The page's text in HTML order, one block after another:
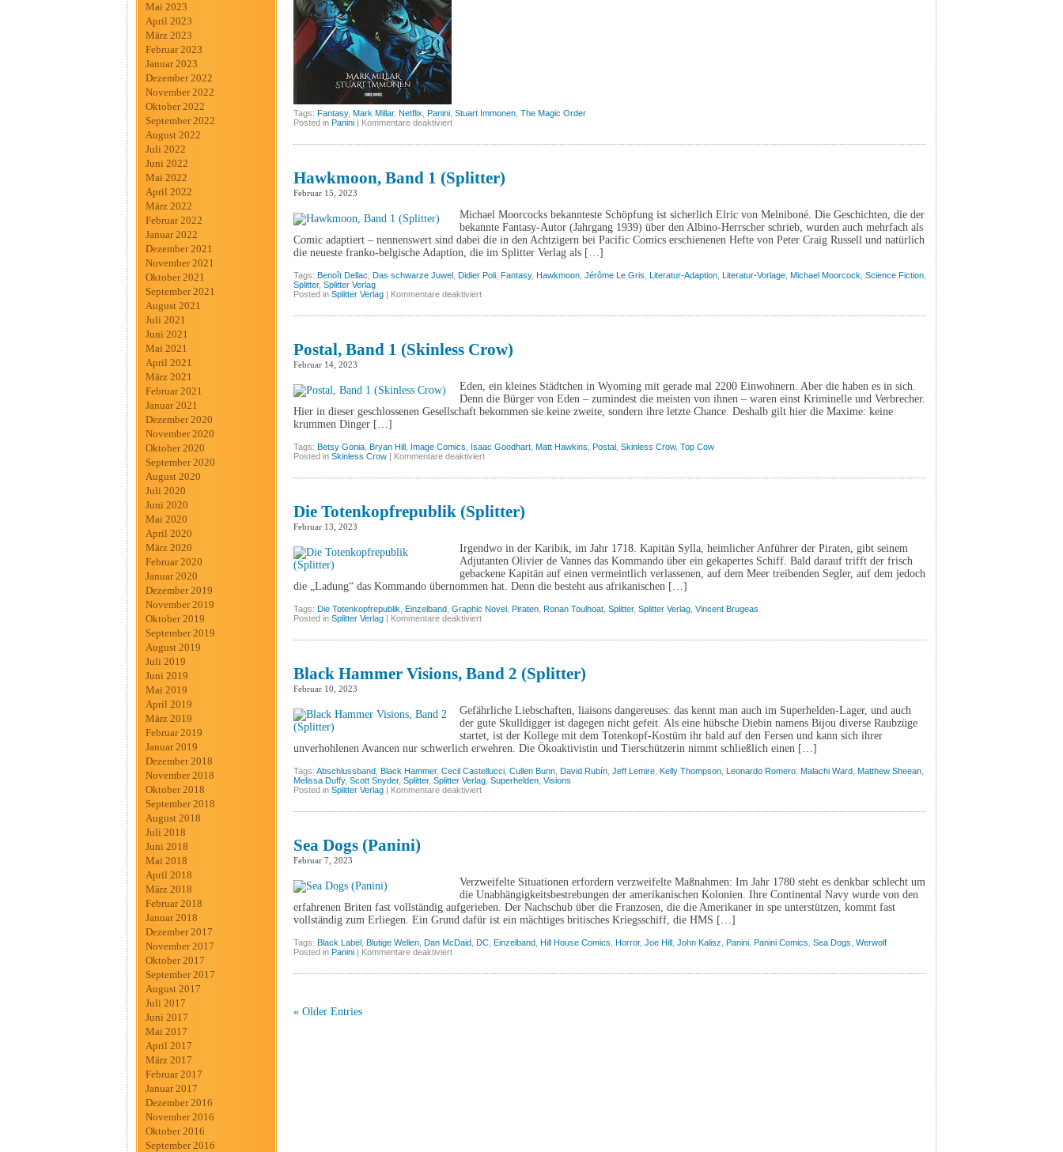
Mai 2023
April 2023
März 2023
Februar 2023
Januar 2023
Dezember 2022
November 2022
Oktober 2022
September 2022
August 2022
Juli 2022
Juni 2022
Mai 2022
April 2022
März 2022
Februar 2022
Januar 2022
Dezember 2021
November 2021
Oktober 2021
September 2021
August 2021
Juli 2021
Juni 2021
Mai 2021
April 2021
März 2021
Februar 2021
Januar 2021
Dezember 2020
November 2020
Oktober 2020
September 2020
August 2020
Juli 2020
Juni 2020
Mai 2020
April 2020
März 2020
Februar 2020
Januar 2020
Dezember 2019
November 2019
Oktober 2019
September 2019
August 2019
Juli 2019
Juni 2019
Mai 2019
April 2019
März 2019
Februar 2019
Januar 2019
Dezember 2018
November 2018
Oktober 2018
September 2018
August 2018
Juli 2018
Juni 2018
Mai 2018
April 2018
März 2018
Februar 2018
Januar 2018
Dezember 2017
November 2017
Oktober 2017
September 2017
August 2017
Juli 2017
Juni 2017
Mai 2017
April 2017
März 2017
Februar 2017
Januar 2017
Dezember 2016
November 2016
Oktober 2016
September 2016
Tags: Fantasy, Mark Millar, Netflix Panini Stuart Immonen The Magic Order
Posted in Panini | Kommentare deaktiviertfür
(Panini)
Hawkmoon, Band 1 (Splitter)
Februar 15, 2023
Michael Moorcocks bekannteste Schöpfung ist sicherlich Elric von Melniboné. Die Geschichten, die der
bekannte Fantasy-Autor (Jahrgang 1939) über den Albino-Herrscher schrieb, wurden auch mehrfach als
Comic adaptiert – nennenswert sind dabei die in den Achtzigern bei Pacific Comics erschienenen Hefte von Peter Craig Russell und natürlich
die neueste franko-belgische Adaption, die im Splitter Verlag als […]
Tags: Benoît Dellac Das schwarze Juwel Didier Poli Fantasy, Hawkmoon Jérôme Le Gris Literatur-Adaption Literatur-Vorlage Michael Moorcock Science Fiction
Splitter, Splitter Verlag
Posted in Splitter Verlag | Kommentare deaktiviertfür
Postal, Band 1 (Skinless Crow)
Februar 14, 2023
Eden, ein kleines Städtchen in Wyoming mit gerade mal 2200 Einwohnern. Aber die haben es in sich.
Denn die Bürger von Eden – zumindest die meisten von ihnen – waren einst Kriminelle und Verbrecher.
Hier in dieser geschlossenen Gesellschaft bekommen sie keine zweite, sondern ihre letzte Chance. Deshalb gilt hier die Maxime: keine
krummen Dinger […]
Tags: Betsy Gonia Bryan Hill Image Comics Isaac Goodhart Matt Hawkins Postal Skinless Crow, Top Cow
Posted in Skinless Crow | Kommentare deaktiviertfür
Die Totenkopfrepublik (Splitter)
Februar 13, 2023
Irgendwo in der Karibik, im Jahr 1718. Kapitän Sylla, heimlicher Anführer der Piraten, gibt seinem
Adjutanten Olivier de Vannes das Kommando über ein gekapertes Schiff. Bald darauf trifft der frisch
gebackene Kapitän auf einen vermeintlich verlassenen, auf dem Meer treibenden Segler, auf dem jedoch
die „Ladung“ das Kommando übernommen hat. Denn die besteht aus afrikanischen […]
Tags: Die Totenkopfrepublik Einzelband Graphic Novel Piraten Ronan Toulhoat Splitter, Splitter Verlag Vincent Brugeas
Posted in Splitter Verlag | Kommentare deaktiviertfür
Black Hammer Visions, Band 2 (Splitter)
Februar 10, 2023
Gefährliche Liebschaften, liaisons dangereuses: das kennt man auch im Superhelden-Lager, und auch
der gute Skulldigger ist dagegen nicht gefeit. Als eine hübsche Diebin namens Bijou diverse Raubzüge
startet, ist der Kollege mit dem Totenkopf-Kostüm ihr bald auf den Fersen und kann sich ihrer
unverhohlenen Avancen nur schwerlich erwehren. Die Ökoaktivistin und Tierschützerin nimmt schließlich einen […]
Tags: Abschlussband Black Hammer, Cecil Castellucci Cullen Bunn David Rubín Jeff Lemire Kelly Thompson Leonardo Romero Malachi Ward Matthew Sheean
Melissa Duffy, Scott Snyder, Splitter, Splitter Verlag Superhelden Visions
Posted in Splitter Verlag | Kommentare deaktiviertfür
Sea Dogs (Panini)
Februar 7, 2023
Verzweifelte Situationen erfordern verzweifelte Maßnahmen: Im Jahr 1780 steht es denkbar schlecht um
die Unabhängigkeitsbestrebungen der amerikanischen Kolonien. Ihre Continental Navy wurde von den
erfahrenen Briten fast vollständig aufgerieben. Der Nachschub über die Franzosen, die die Amerikaner in spe unterstützen, kommt fast
vollständig zum Erliegen. Ein Grund dafür ist ein mächtiges britisches Kriegsschiff, die HMS […]
Tags: Black Label Blutige Wellen Dan McDaid DC Einzelband Hill House Comics Horror, Joe Hill John Kalisz Panini Panini Comics Sea Dogs Werwolf
Posted in Panini | Kommentare deaktiviertfür
« Older Entries